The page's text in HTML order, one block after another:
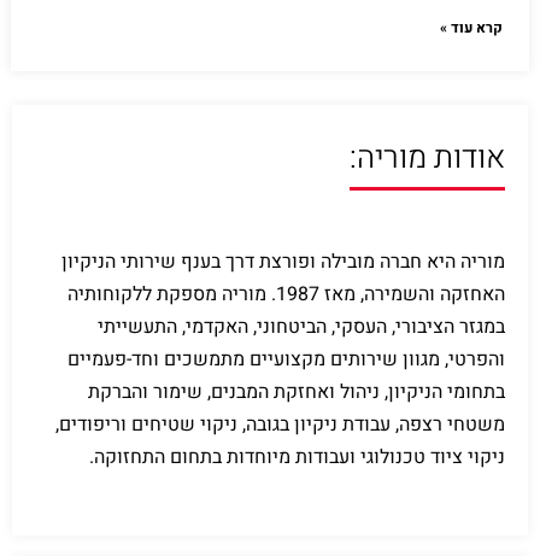
קרא עוד »
אודות מוריה:
מוריה היא חברה מובילה ופורצת דרך בענף שירותי הניקיון
האחזקה והשמירה, מאז 1987. מוריה מספקת ללקוחותיה
במגזר הציבורי, העסקי, הביטחוני, האקדמי, התעשייתי
והפרטי, מגוון שירותים מקצועיים מתמשכים וחד-פעמיים
בתחומי הניקיון, ניהול ואחזקת המבנים, שימור והברקת
משטחי רצפה, עבודת ניקיון בגובה, ניקוי שטיחים וריפודים,
ניקוי ציוד טכנולוגי ועבודות מיוחדות בתחום התחזוקה.